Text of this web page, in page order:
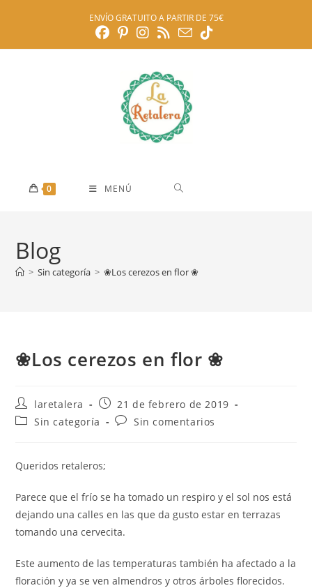
ENVÍO GRATUITO A PARTIR DE 75€
0 MENÚ
Blog
> Sin categoría > ❀Los cerezos en flor ❀
❀Los cerezos en flor ❀
Autor
de
la
laretalera
Publicación
la
21 de febrero de 2019
Categoría
entrada:
Sin categoría
Comentarios
Sin comentarios
Queridos retaleros;
Parece que el frío se ha tomado un respiro y el sol nos está
dejando una calles en las que da gusto estar en terrazas
tomando una cervecita.
Este aumento de las temperaturas también ha afectado a la
floración y ya se ven almendros y otros árboles florecidos.